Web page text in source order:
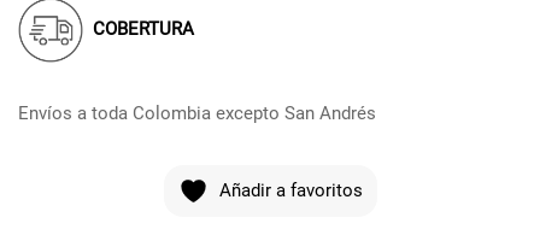
COBERTURA
Envíos a toda Colombia excepto San Andrés
Añadir a favoritos